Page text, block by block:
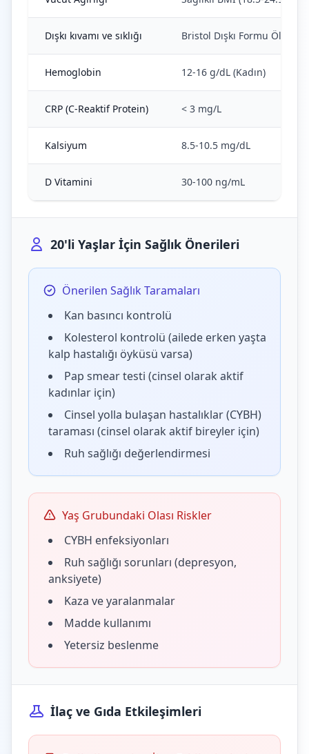
Dışkı kıvamı ve sıklığı Bristol Dışkı Formu
Hemoglobin 12-16 g/dL (Kadın)
CRP (C-Reaktif Protein) < 3 mg/L
Kalsiyum 8.5-10.5 mg/dL
D Vitamini 30-100 ng/mL
20'li Yaşlar İçin Sağlık Önerileri
Önerilen Sağlık Taramaları
Kan basıncı kontrolü
Kolesterol kontrolü (ailede erken yaşta
kalp hastalığı öyküsü varsa)
Pap smear testi (cinsel olarak aktif
kadınlar için)
Cinsel yolla bulaşan hastalıklar (CYBH)
taraması (cinsel olarak aktif bireyler için)
Ruh sağlığı değerlendirmesi
Yaş Grubundaki Olası Riskler
CYBH enfeksiyonları
Ruh sağlığı sorunları (depresyon,
anksiyete)
Kaza ve yaralanmalar
Madde kullanımı
Yetersiz beslenme
İlaç ve Gıda Etkileşimleri